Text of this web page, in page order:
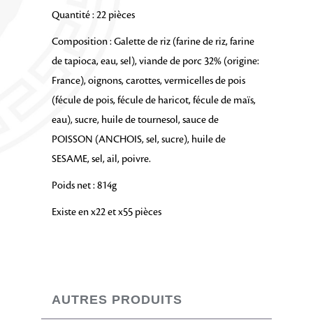
Quantité : 22 pièces
Composition : Galette de riz (farine de riz, farine
de tapioca, eau, sel), viande de porc 32% (origine:
France), oignons, carottes, vermicelles de pois
(fécule de pois, fécule de haricot, fécule de maïs,
eau), sucre, huile de tournesol, sauce de
POISSON (ANCHOIS, sel, sucre), huile de
SESAME, sel, ail, poivre.
Poids net : 814g
Existe en x22 et x55 pièces
AUTRES PRODUITS